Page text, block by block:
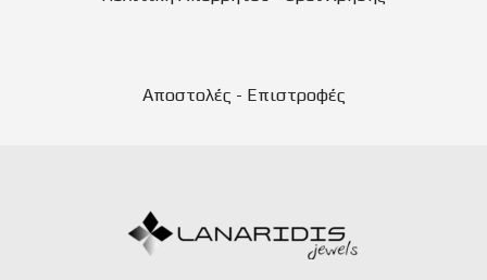
Αποστολές - Επιστροφές